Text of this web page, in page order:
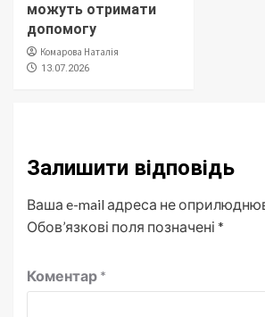
можуть отримати
допомогу
Комарова Наталія
13.07.2026
Залишити відповідь
Ваша e-mail адреса не
Обов’язкові поля позначені *
Коментар *